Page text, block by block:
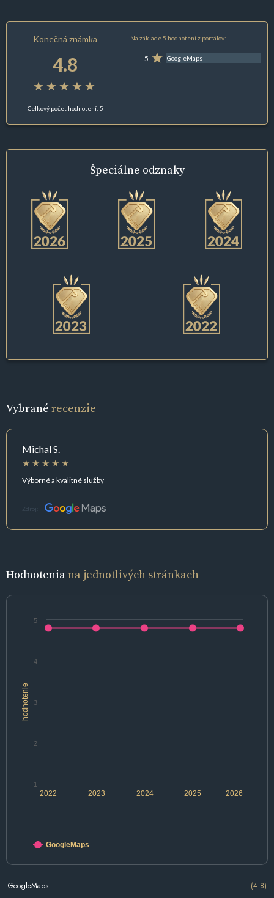
Konečná známka
4.8
Celkový počet hodnotení: 5
Na základe 5 hodnotení z portálov:
5 GoogleMaps
Špeciálne odznaky
Vybrané recenzie
Michal S.
Výborné a kvalitné služby
Zdroj:
Hodnoteniana jednotlivých stránkach
hodnotenie
2022 2024 2026
2023 2025
1
2
3
4
5
GoogleMaps
GoogleMaps (4.8)